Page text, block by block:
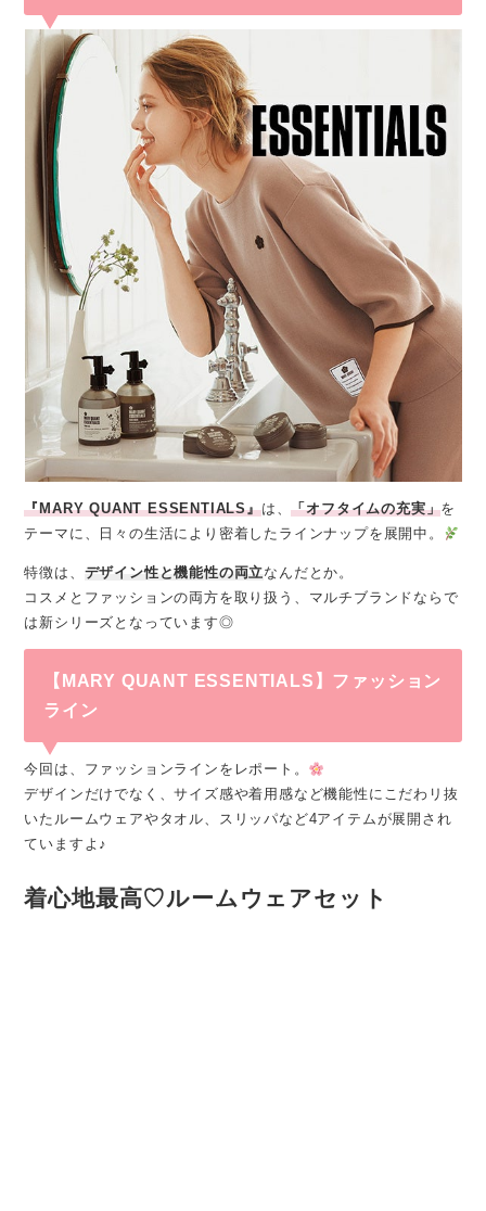
『MARY QUANT ESSENTIALS』は、「オフタイムの充実」を
テーマに、日々の生活により密着したラインナップを展開中。
特徴は、 デザイン性と機能性の両立なんだとか。
コスメとファッションの両方を取り扱う、マルチブランドならで
は新シリーズとなっています◎
【MARY QUANT ESSENTIALS】ファッション
ライン
今回は、ファッションラインをレポート。
デザインだけでなく、サイズ感や着用感など機能性にこだわリ抜
いたルームウェアやタオル、スリッパなど4アイテムが展開され
ていますよ♪
着心地最高♡ルームウェアセット